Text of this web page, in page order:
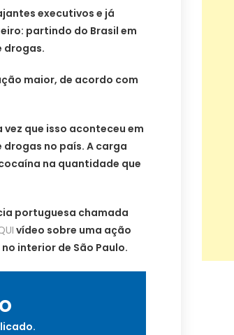
executivos e já
partindo do Brasil em
drogas.
maior, de acordo com
que isso aconteceu em
no país. A carga
na quantidade que
portuguesa chamada
vídeo sobre uma ação
interior de São Paulo.